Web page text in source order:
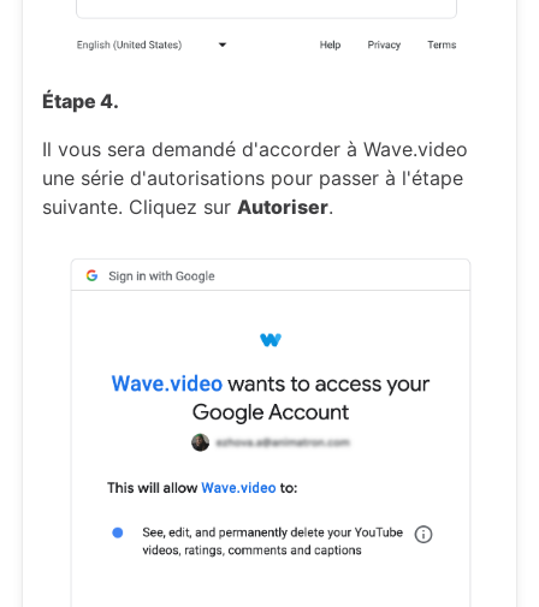
Étape 4.
Il vous sera demandé d'accorder à Wave.video
une série d'autorisations pour passer à l'étape
suivante. Cliquez sur Autoriser.